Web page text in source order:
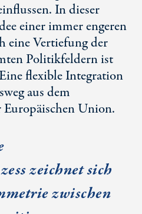
In dieser
einer immer engeren
eine Vertiefung der
Politikfeldern ist
flexible Integration
aus dem
Union.
zeichnet sich
zwischen